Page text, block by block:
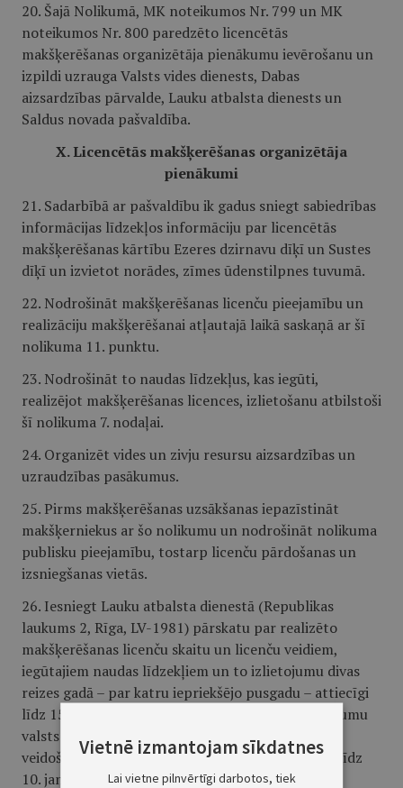
20. Šajā Nolikumā, MK noteikumos Nr. 799 un MK
noteikumos Nr. 800 paredzēto licencētās
makšķerēšanas organizētāja pienākumu ievērošanu un
izpildi uzrauga Valsts vides dienests, Dabas
aizsardzības pārvalde, Lauku atbalsta dienests un
Saldus novada pašvaldība.
X. Licencētās makšķerēšanas organizētāja
pienākumi
21. Sadarbībā ar pašvaldību ik gadus sniegt sabiedrības
informācijas līdzekļos informāciju par licencētās
makšķerēšanas kārtību Ezeres dzirnavu dīķī un Sustes
dīķī un izvietot norādes, zīmes ūdenstilpnes tuvumā.
22. Nodrošināt makšķerēšanas licenču pieejamību un
realizāciju makšķerēšanai atļautajā laikā saskaņā ar šī
nolikuma 11. punktu.
23. Nodrošināt to naudas līdzekļus, kas iegūti,
realizējot makšķerēšanas licences, izlietošanu atbilstoši
šī nolikuma 7. nodaļai.
24. Organizēt vides un zivju resursu aizsardzības un
uzraudzības pasākumus.
25. Pirms makšķerēšanas uzsākšanas iepazīstināt
makšķerniekus ar šo nolikumu un nodrošināt nolikuma
publisku pieejamību, tostarp licenču pārdošanas un
izsniegšanas vietās.
26. Iesniegt Lauku atbalsta dienestā (Republikas
laukums 2, Rīga, LV-1981) pārskatu par realizēto
makšķerēšanas licenču skaitu un licenču veidiem,
iegūtajiem naudas līdzekļiem un to izlietojumu divas
reizes gadā – par katru iepriekšējo pusgadu – attiecīgi
līdz 15. jūlijam un 15. janvārim un veikt pārskaitījumu
valsts budžetā Zivju fonda dotācijas ieņēmumu
veidošanai līdz 10. jūlijam par pirmo pusgadu un līdz
10. janvārim par otro pusgadu.
Vietnē izmantojam sīkdatnes
Lai vietne pilnvērtīgi darbotos, tiek